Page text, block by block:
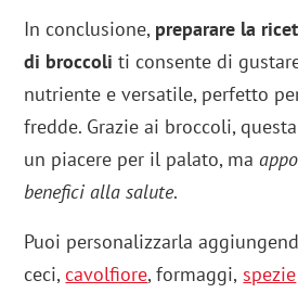
In conclusione, preparare la
di broccoli ti consente di
nutriente e versatile, perfetto
fredde. Grazie ai broccoli,
un piacere per il palato, ma
benefici alla salute.
Puoi personalizzarla
ceci,cavolfiore, formaggi, spezie